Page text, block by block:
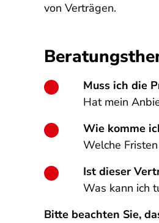
von Verträgen.
Muss ich die
Hat mein
Wie komme
Welche
Ist dieser
Was kann ich
Bitte beachten Sie,